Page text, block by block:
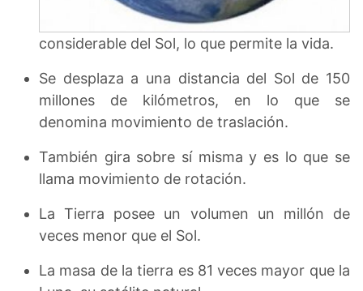
considerable del Sol, lo que permite la vida.
Se desplaza a una distancia del Sol de 150
millones de kilómetros, en lo que se
denomina movimiento de traslación.
También gira sobre sí misma y es lo que se
llama movimiento de rotación.
La Tierra posee un volumen un millón de
veces menor que el Sol.
La masa de la tierra es 81 veces mayor que la